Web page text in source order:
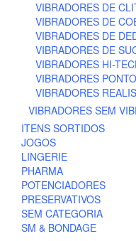
VIBRADORES DE
VIBRADORES DE
VIBRADORES DE
VIBRADORES DE
VIBRADORES HI-
VIBRADORES
VIBRADORES
VIBRADORES SEM
ITENS SORTIDOS
JOGOS
LINGERIE
PHARMA
POTENCIADORES
PRESERVATIVOS
SEM CATEGORIA
SM & BONDAGE